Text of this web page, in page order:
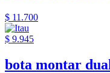
$ 11.700
$ 9.945
bota montar